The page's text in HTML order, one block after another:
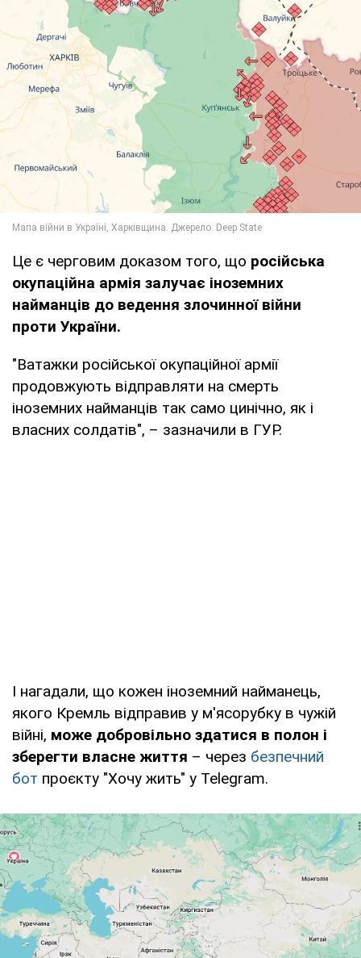
Це є черговим доказом того, що російська
окупаційна армія залучає іноземних
найманців до ведення злочинної війни
проти України.
"Ватажки російської окупаційної армії
продовжують відправляти на смерть
іноземних найманців так само цинічно, як і
власних солдатів", – зазначили в ГУР.
І нагадали, що кожен іноземний найманець,
якого Кремль відправив у м'ясорубку в чужій
війні, може добровільно здатися в полон і
зберегти власне життя – через безпечний
бот проєкту "Хочу жить" у Telegram.